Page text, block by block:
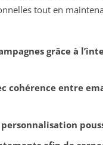
tout en
grâce à
entre